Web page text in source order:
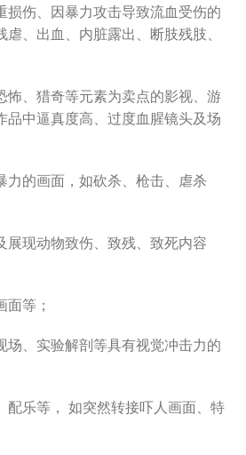
伤、因暴力攻击导致流血受伤的
、出血、内脏露出、断肢残肢、
、猎奇等元素为卖点的影视、游
品中逼真度高、过度血腥镜头及场
的画面，如砍杀、枪击、虐杀
现动物致伤、致残、致死内容
等；
、实验解剖等具有视觉冲击力的
乐等， 如突然转接吓人画面、特